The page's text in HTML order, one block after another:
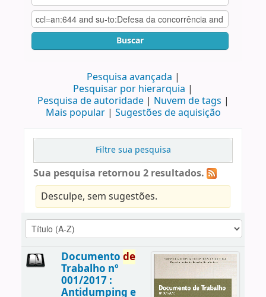
Buscar
Pesquisa avançada
Pesquisar por hierarquia
Pesquisa de autoridade
Nuvem de tags
Mais popular
Sugestões de aquisição
Filtre sua pesquisa
Sua pesquisa retornou 2 resultados.
Desculpe, sem sugestões.
Documento de
Trabalho nº
001/2017 :
Antidumping e